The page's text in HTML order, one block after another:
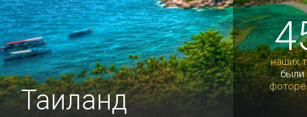
наших
были
Таиланд